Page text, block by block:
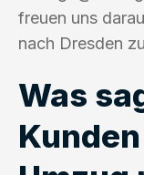
freuen uns
nach Dresden
Was